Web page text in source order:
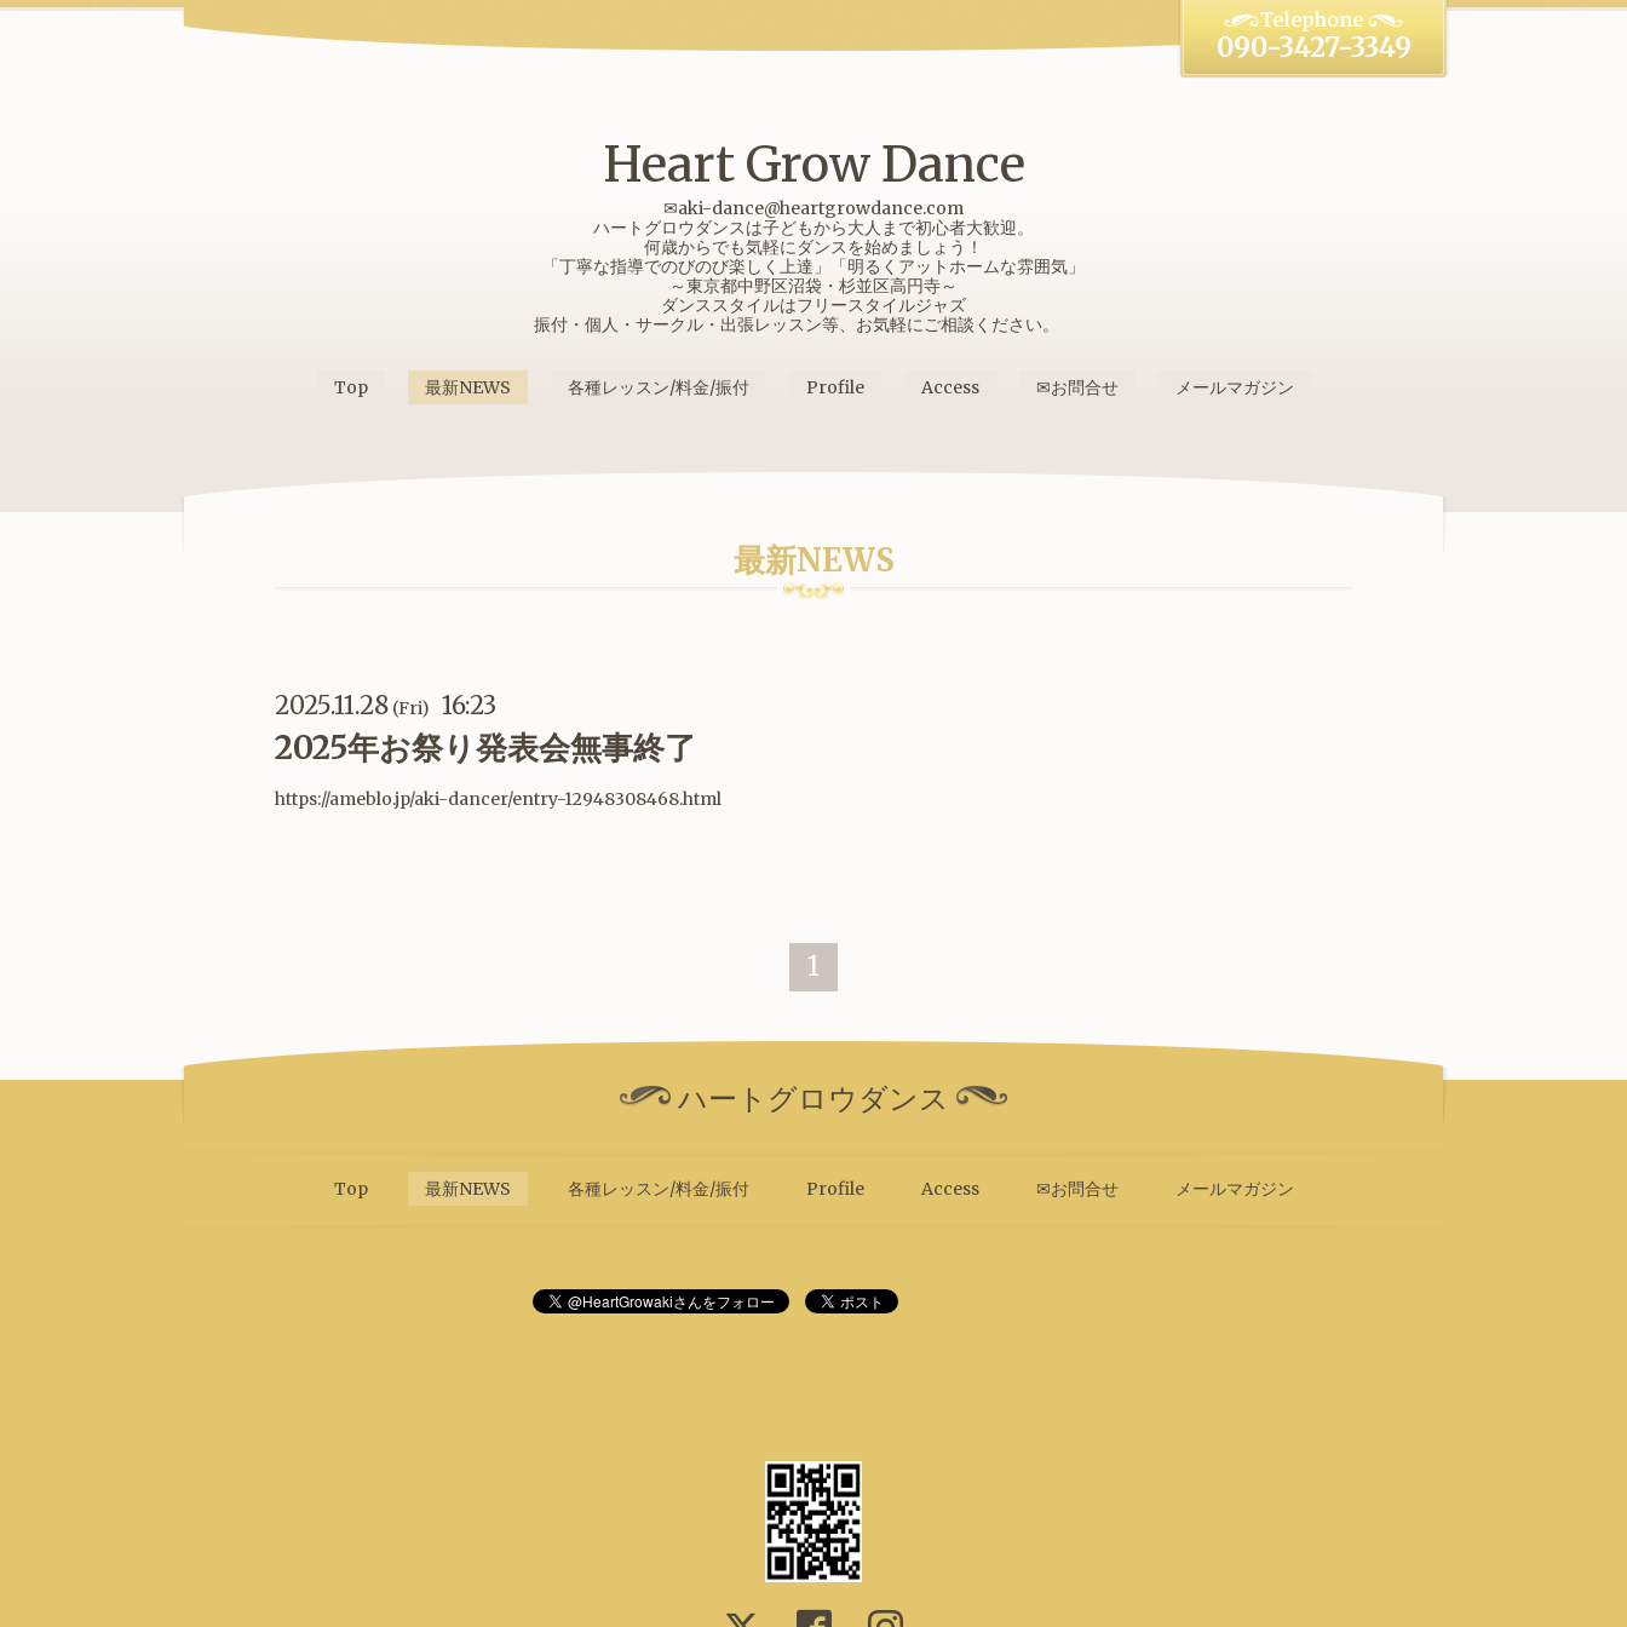
Heart Grow Dance
✉aki-dance@heartgrowdance.com
ハートグロウダンスは子どもから大人まで初心者大歓迎。
何歳からでも気軽にダンスを始めましょう！
「丁寧な指導でのびのび楽しく上達」「明るくアットホームな雰囲気」
～東京都中野区沼袋・杉並区高円寺～
ダンススタイルはフリースタイルジャズ
振付・個人・サークル・出張レッスン等、お気軽にご相談ください。
090-3427-3349
Top 最新NEWS 各種レッスン/料金/振付 Profile Access ✉お問合せ メールマガジン
最新NEWS
2025.11.28 (Fri) 16:23
2025年お祭り発表会無事終了
https://ameblo.jp/aki-dancer/entry-12948308468.html
1
ハートグロウダンス
Top 最新NEWS 各種レッスン/料金/振付 Profile Access ✉お問合せ メールマガジン